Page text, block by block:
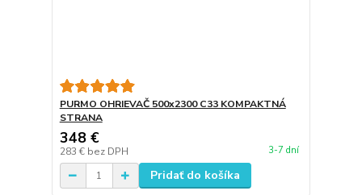
PURMO OHRIEVAČ 500x2300 C33 KOMPAKTNÁ
STRANA
348 €
283 € bez DPH 3-7 dní
Pridať do košíka